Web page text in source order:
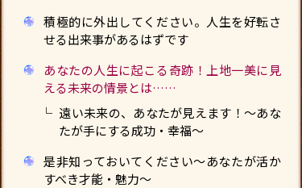
積極的に外出してください。人生を好転さ
せる出来事があるはずです
あなたの人生に起こる奇跡！上地一美に見
える未来の情景とは……
遠い未来の、あなたが見えます！〜あな
たが手にする成功・幸福〜
是非知っておいてください〜あなたが活か
すべき才能・魅力〜